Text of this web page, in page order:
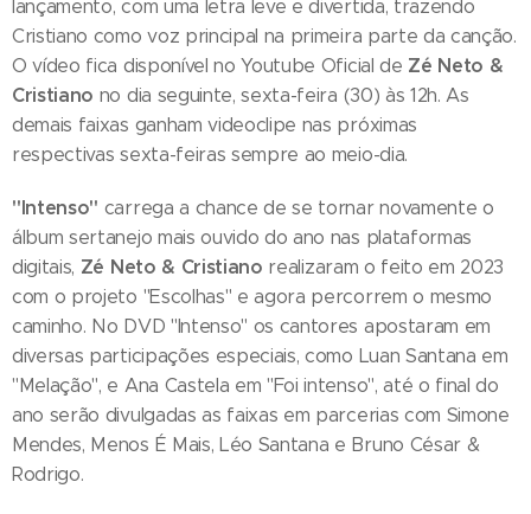
lançamento, com uma letra leve e divertida, trazendo
Cristiano como voz principal na primeira parte da canção.
O vídeo fica disponível no Youtube Oficial de Zé Neto &
Cristiano no dia seguinte, sexta-feira (30) às 12h. As
demais faixas ganham videoclipe nas próximas
respectivas sexta-feiras sempre ao meio-dia.
"Intenso" carrega a chance de se tornar novamente o
álbum sertanejo mais ouvido do ano nas plataformas
digitais, Zé Neto & Cristiano realizaram o feito em 2023
com o projeto "Escolhas" e agora percorrem o mesmo
caminho. No DVD "Intenso" os cantores apostaram em
diversas participações especiais, como Luan Santana em
"Melação", e Ana Castela em "Foi intenso", até o final do
ano serão divulgadas as faixas em parcerias com Simone
Mendes, Menos É Mais, Léo Santana e Bruno César &
Rodrigo.